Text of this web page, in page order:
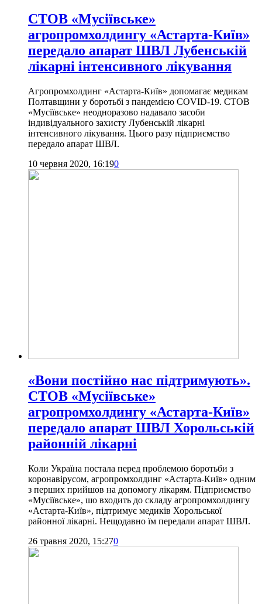
СТОВ «Мусіївське»
агропромхолдингу «Астарта-Київ»
передало апарат ШВЛ Лубенській
лікарні інтенсивного лікування
Агропромхолдинг «Астарта-Київ» допомагає медикам
Полтавщини у боротьбі з пандемією COVID-19. СТОВ
«Мусіївське» неодноразово надавало засоби
індивідуального захисту Лубенській лікарні
інтенсивного лікування. Цього разу підприємство
передало апарат ШВЛ.
10 червня 2020, 16:190
«Вони постійно нас підтримують».
СТОВ «Мусіївське»
агропромхолдингу «Астарта-Київ»
передало апарат ШВЛ Хорольській
районній лікарні
Коли Україна постала перед проблемою боротьби з
коронавірусом, агропромхолдинг «Астарта-Київ» одним
з перших прийшов на допомогу лікарям. Підприємство
«Мусіївське», шо входить до складу агропромхолдингу
«Астарта-Київ», підтримує медиків Хорольської
районної лікарні. Нещодавно їм передали апарат ШВЛ.
26 травня 2020, 15:270